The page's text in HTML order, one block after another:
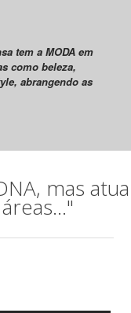
tem a MODA em
como beleza,
abrangendo as
mas atua